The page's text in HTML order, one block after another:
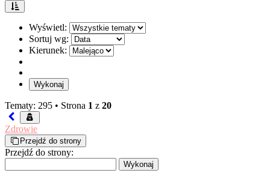
Wyświetl:
Sortuj wg:
Kierunek:
Tematy: 295 • Strona 1 z 20
Zdrowie
Przejdź do strony
Przejdź do strony: